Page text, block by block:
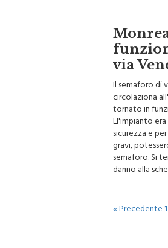
via
Il semaforo di
circolaziona
tornato in
Ll'impianto
sicurezza e
gravi,
semaforo. Si
danno alla
« Precedente1